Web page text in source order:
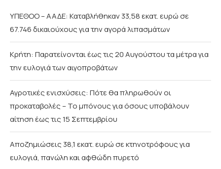
ΥΠΕΘΟΟ – ΑΑΔΕ: Καταβλήθηκαν 33,58 εκατ. ευρώ σε
67.746 δικαιούχους για την αγορά λιπασμάτων
Κρήτη: Παρατείνονται έως τις 20 Αυγούστου τα μέτρα για
την ευλογιά των αιγοπροβάτων
Αγροτικές ενισχύσεις: Πότε θα πληρωθούν οι
προκαταβολές – Το μπόνους για όσους υποβάλουν
αίτηση έως τις 15 Σεπτεμβρίου
Αποζημιώσεις 38,1 εκατ. ευρώ σε κτηνοτρόφους για
ευλογιά, πανώλη και αφθώδη πυρετό